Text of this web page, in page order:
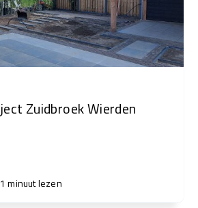
Zuidbroek Wierden
1 minuut lezen